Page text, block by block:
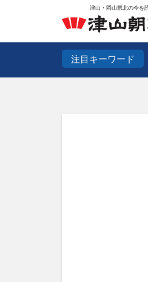
注目キーワード